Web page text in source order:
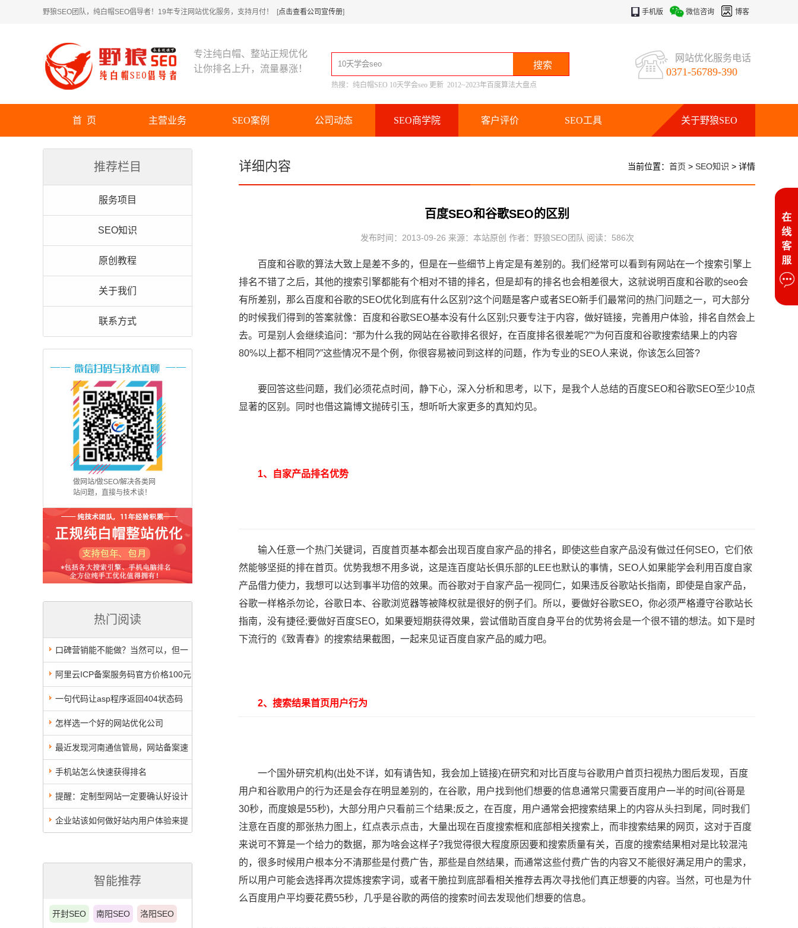
野狼SEO团队，纯白帽SEO倡导者！19年专注网站优化服务，支持月付！ [点击查看公司宣传册] 手机版 微信咨询 博客
专注纯白帽、整站正规优化
让你排名上升，流量暴涨！
热搜： 纯白帽SEO 10天学会seo 更新 2012~2023年百度算法大盘点
网站优化服务电话
0371-56789-390
首 页 主营业务 SEO案例 公司动态 SEO商学院 客户评价 SEO工具 关于野狼SEO
推荐栏目
服务项目
SEO知识
原创教程
关于我们
联系方式
做网站/做SEO/解决各类网
站问题，直接与技术谈！
热门阅读
口碑营销能不能做？当然可以，但一
定不可以涉嫌虚假宣传
阿里云ICP备案服务码官方价格100元
出炉啦，咱这里只要10元，保证能用
一句代码让asp程序返回404状态码
怎样选一个好的网站优化公司
最近发现河南通信管局，网站备案速
度挺快，点个赞
手机站怎么快速获得排名
提醒：定制型网站一定要确认好设计
稿 企业站该如何做好站内用户体验来提
智能推荐
开封SEO 南阳SEO 洛阳SEO
详细内容 当前位置： 首页 > SEO知识 > 详情
百度SEO和谷歌SEO的区别
发布时间：2013-09-26 来源：本站原创 作者：野狼SEO团队 阅读： 586次
百度和谷歌的算法大致上是差不多的，但是在一些细节上肯定是有差别的。我们经常可以看到有网站在一个搜索引擎上
排名不错了之后，其他的搜索引擎都能有个相对不错的排名，但是却有的排名也会相差很大，这就说明百度和谷歌的seo会
有所差别，那么百度和谷歌的SEO优化到底有什么区别?这个问题是客户或者SEO新手们最常问的热门问题之一，可大部分
的时候我们得到的答案就像：百度和谷歌SEO基本没有什么区别;只要专注于内容，做好链接，完善用户体验，排名自然会上
去。可是别人会继续追问：“那为什么我的网站在谷歌排名很好，在百度排名很差呢?”“为何百度和谷歌搜索结果上的内容
80%以上都不相同?”这些情况不是个例，你很容易被问到这样的问题，作为专业的SEO人来说，你该怎么回答?
要回答这些问题，我们必须花点时间，静下心，深入分析和思考，以下，是我个人总结的百度SEO和谷歌SEO至少10点
显著的区别。同时也借这篇博文抛砖引玉，想听听大家更多的真知灼见。
1、自家产品排名优势
输入任意一个热门关键词，百度首页基本都会出现百度自家产品的排名，即使这些自家产品没有做过任何SEO，它们依
然能够坚挺的排在首页。优势我想不用多说，这是连百度站长俱乐部的LEE也默认的事情，SEO人如果能学会利用百度自家
产品借力使力，我想可以达到事半功倍的效果。而谷歌对于自家产品一视同仁，如果违反谷歌站长指南，即使是自家产品，
谷歌一样格杀勿论，谷歌日本、谷歌浏览器等被降权就是很好的例子们。所以，要做好谷歌SEO，你必须严格遵守谷歌站长
指南，没有捷径;要做好百度SEO，如果要短期获得效果，尝试借助百度自身平台的优势将会是一个很不错的想法。如下是时
下流行的《致青春》的搜索结果截图，一起来见证百度自家产品的威力吧。
2、搜索结果首页用户行为
一个国外研究机构(出处不详，如有请告知，我会加上链接)在研究和对比百度与谷歌用户首页扫视热力图后发现，百度
用户和谷歌用户的行为还是会存在明显差别的，在谷歌，用户找到他们想要的信息通常只需要百度用户一半的时间(谷哥是
30秒，而度娘是55秒)，大部分用户只看前三个结果;反之，在百度，用户通常会把搜索结果上的内容从头扫到尾，同时我们
注意在百度的那张热力图上，红点表示点击，大量出现在百度搜索框和底部相关搜索上，而非搜索结果的网页，这对于百度
来说可不算是一个给力的数据，那为啥会这样子?我觉得很大程度原因要和搜索质量有关，百度的搜索结果相对是比较混沌
的，很多时候用户根本分不清那些是付费广告，那些是自然结果，而通常这些付费广告的内容又不能很好满足用户的需求，
所以用户可能会选择再次提炼搜索字词，或者干脆拉到底部看相关推荐去再次寻找他们真正想要的内容。当然，可也是为什
么百度用户平均要花费55秒，几乎是谷歌的两倍的搜索时间去发现他们想要的信息。